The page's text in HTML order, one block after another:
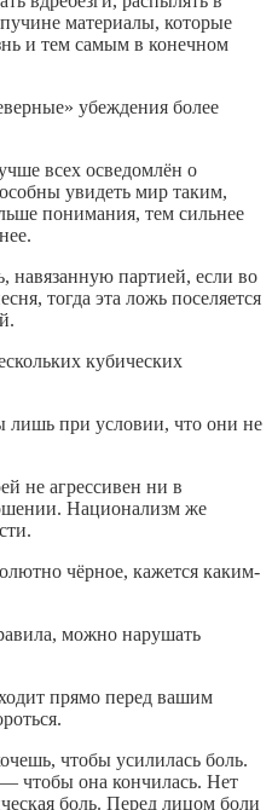
материалы, которые
и тем самым в конечном
убеждения более
всех осведомлён о
увидеть мир таким,
понимания, тем сильнее
навязанную партией, если во
тогда эта ложь поселяется
кубических
лишь при условии, что они не
не агрессивен ни в
Национализм же
чёрное, кажется каким-
можно нарушать
прямо перед вашим
чтобы усилилась боль.
чтобы она кончилась. Нет
боль. Перед лицом боли